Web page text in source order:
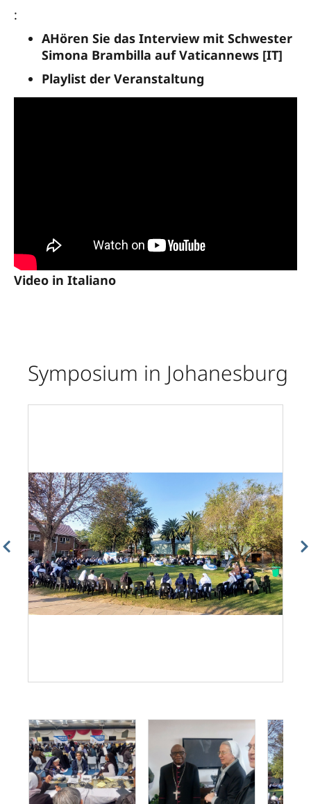
:
AHören Sie das Interview mit Schwester
Simona Brambilla auf Vaticannews [IT]
Playlist der Veranstaltung
Video in Italiano
Symposium in Johanesburg